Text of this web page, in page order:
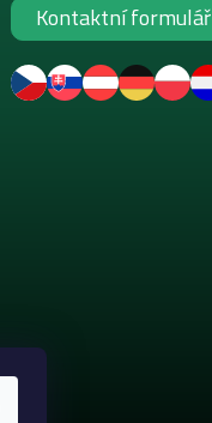
Kontaktní formulář